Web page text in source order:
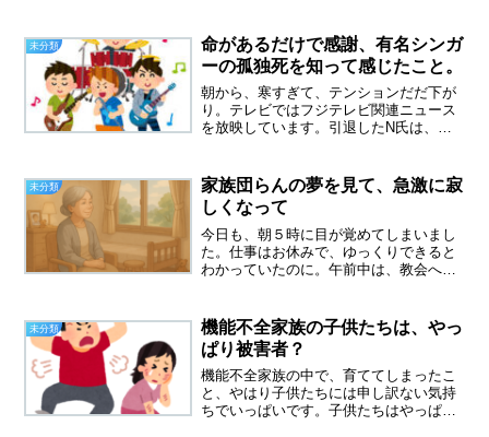
した。再婚相手が急逝今年２月に記事に
していた、貧困あきらさん...
未分類
命があるだけで感謝、有名シンガ
ーの孤独死を知って感じたこと。
朝から、寒すぎて、テンションだだ下が
り。テレビではフジテレビ関連ニュース
を放映しています。引退したN氏は、と
近、YouTubeで、昭和の頃に流行ったグ
ループサウンズの映像...
未分類
家族団らんの夢を見て、急激に寂
しくなって
今日も、朝５時に目が覚めてしまいまし
た。仕事はお休みで、ゆっくりできると
わかっていたのに。午前中は、教会へ行
れがそろって、にぎやかに笑い声が飛び
交い、テーブルには手料理...
未分類
機能不全家族の子供たちは、やっ
ぱり被害者？
機能不全家族の中で、育ててしまったこ
と、やはり子供たちには申し訳ない気持
ちでいっぱいです。子供たちはやっぱり